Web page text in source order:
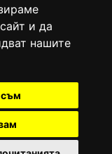
и да
нашите
съм